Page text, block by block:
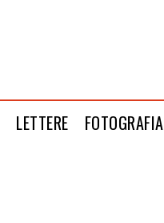
LETTERE FOTOGRAFIA